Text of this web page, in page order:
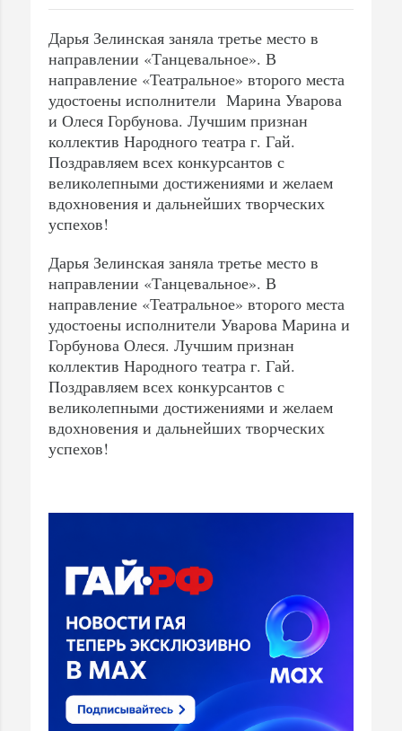
Дарья Зелинская заняла третье место в
направлении «Танцевальное». В
направление «Театральное» второго места
удостоены исполнители Марина Уварова
и Олеся Горбунова. Лучшим признан
коллектив Народного театра г. Гай.
Поздравляем всех конкурсантов с
великолепными достижениями и желаем
вдохновения и дальнейших творческих
успехов!
Дарья Зелинская заняла третье место в
направлении «Танцевальное». В
направление «Театральное» второго места
удостоены исполнители Уварова Марина и
Горбунова Олеся. Лучшим признан
коллектив Народного театра г. Гай.
Поздравляем всех конкурсантов с
великолепными достижениями и желаем
вдохновения и дальнейших творческих
успехов!